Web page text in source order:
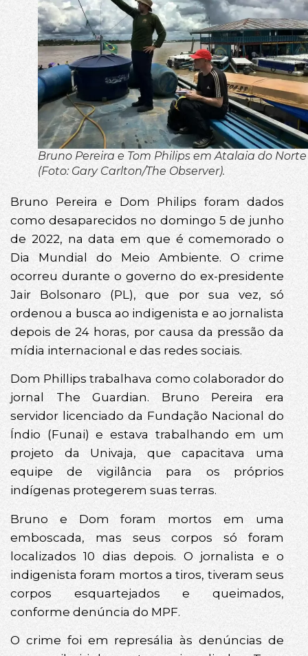
Bruno Pereira e Tom Philips em Atalaia do Norte
(Foto: Gary Carlton/The Observer).
Bruno Pereira e Dom Philips foram dados
como desaparecidos no domingo 5 de junho
de 2022, na data em que é comemorado o
Dia Mundial do Meio Ambiente. O crime
ocorreu durante o governo do ex-presidente
Jair Bolsonaro (PL), que por sua vez, só
ordenou a busca ao indigenista e ao jornalista
depois de 24 horas, por causa da pressão da
mídia internacional e das redes sociais.
Dom Phillips trabalhava como colaborador do
jornal The Guardian. Bruno Pereira era
servidor licenciado da Fundação Nacional do
Índio (Funai) e estava trabalhando em um
projeto da Univaja, que capacitava uma
equipe de vigilância para os próprios
indígenas protegerem suas terras.
Bruno e Dom foram mortos em uma
emboscada, mas seus corpos só foram
localizados 10 dias depois. O jornalista e o
indigenista foram mortos a tiros, tiveram seus
corpos esquartejados e queimados,
conforme denúncia do MPF.
O crime foi em represália às denúncias de